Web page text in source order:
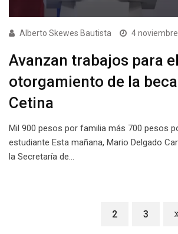
Alberto Skewes Bautista 4
Avanzan trabajos para el
otorgamiento de la
Cetina
Mil 900 pesos por familia más 700 pesos
estudiante Esta mañana, Mario Delgado
la Secretaría de…
2 3